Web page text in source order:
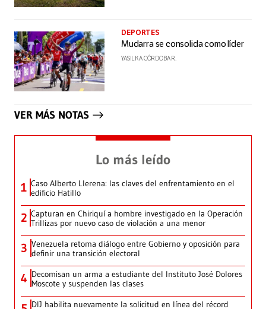
DEPORTES
Mudarra se consolida como líder
YASILKA CÓRDOBA R.
VER MÁS NOTAS
Lo más leído
1 Caso Alberto Llerena: las claves del enfrentamiento en el
edificio Hatillo
2 Capturan en Chiriquí a hombre investigado en la Operación
Trillizas por nuevo caso de violación a una menor
3 Venezuela retoma diálogo entre Gobierno y oposición para
definir una transición electoral
4 Decomisan un arma a estudiante del Instituto José Dolores
Moscote y suspenden las clases
DIJ habilita nuevamente la solicitud en línea del récord